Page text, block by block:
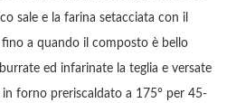
sale e la farina setacciata con il
fino a quando il composto è bello
ed infarinate la teglia e versate
in forno preriscaldato a 175° per 45-